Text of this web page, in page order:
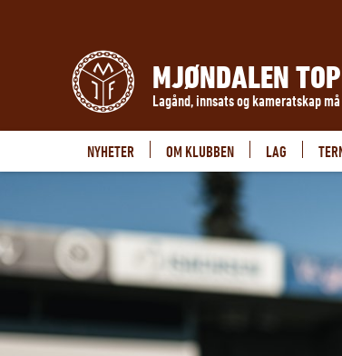
MJØNDALEN
Lagånd, innsats og kameratskap
NYHETER OM KLUBBEN LAG